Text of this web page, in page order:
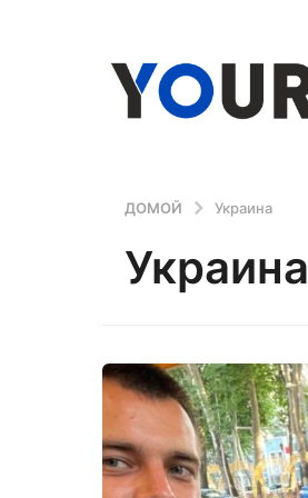
ДОМОЙ Украина
Украина